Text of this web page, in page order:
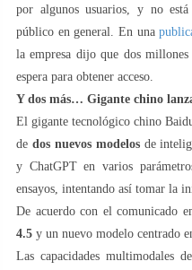
por algunos usuarios, y no
público en general. En una
la empresa dijo que dos millones
espera para obtener acceso.
Y dos más… Gigante chino
El gigante tecnológico chino
de dos nuevos modelosde
y ChatGPT en varios
ensayos, intentando así tomar la
De acuerdo con el comunicado
4.5 y un nuevo modelo centrado
Las capacidades multimodales